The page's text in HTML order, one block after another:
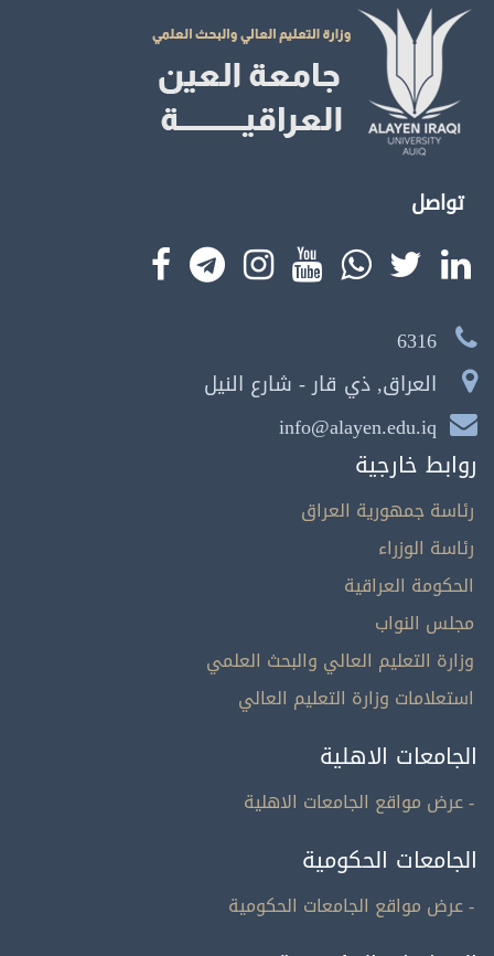
تواصل
6316
العراق, ذي قار - شارع النيل
info@alayen.edu.iq
روابط خارجية
رئاسة جمهورية العراق
رئاسة الوزراء
الحكومة العراقية
مجلس النواب
وزارة التعليم العالي والبحث العلمي
استعلامات وزارة التعليم العالي
الجامعات الاهلية
- عرض مواقع الجامعات الاهلية
الجامعات الحكومية
- عرض مواقع الجامعات الحكومية